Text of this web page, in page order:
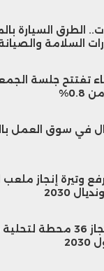
الطرق السيارة
السلامة
تفتتح جلسة
وتيرة إنجاز
2030
المغرب يخطط لإنجاز 36